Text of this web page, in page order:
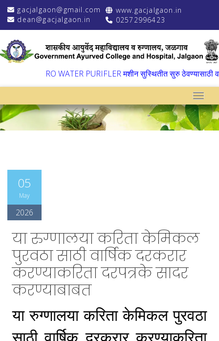
gacjalgaon@gmail.com
dean@gacjalgaon.in
www.gacjalgaon.in
02572996423
RO WATER PURIFLER मशीन सुस्थितीत सुरु ठेवण्यासाठी
05
May
2026
या रुग्णालया करिता केमिकल
पुरवठा साठी वार्षिक दरकरार
करण्याकरिता दरपत्रके सादर
करण्याबाबत
या रुग्णालया करिता केमिकल पुरवठा
साठी वार्षिक दरकरार करण्याकरिता